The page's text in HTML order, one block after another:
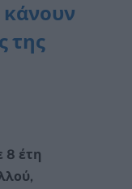
κάνουν
της
8 έτη